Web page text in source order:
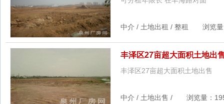
中介 / 土地出租 / 整租 浏览
丰泽区27亩超大面积土地出
丰泽区27亩超大面积土地出售
中介 / 土地出售 / 浏览量：